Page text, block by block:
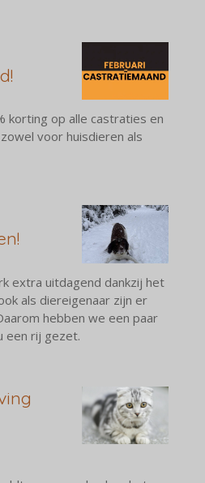
korting op alle castraties en
voor huisdieren als
extra uitdagend dankzij het
als diereigenaar zijn er
hebben we een paar
een rij gezet.